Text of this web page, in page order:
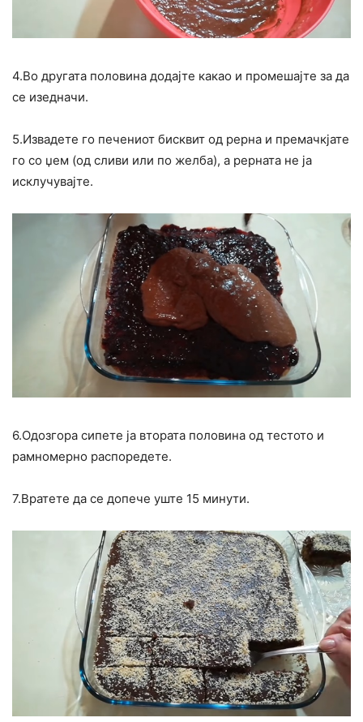
4.Во другата половина додајте какао и промешајте за да
се изедначи.
5.Извадете го печениот бисквит од рерна и премачкјате
го со џем (од сливи или по желба), а рерната не ја
исклучувајте.
6.Одозгора сипете ја втората половина од тестото и
рамномерно распоредете.
7.Вратете да се допече уште 15 минути.